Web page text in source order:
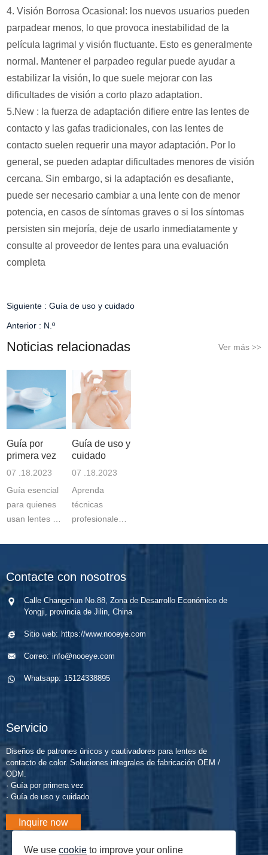
4. Visión Borrosa Ocasional: los nuevos usuarios pueden
parpadear menos, lo que provoca inestabilidad de la
película lagrimal y visión fluctuante. Esto es generalmente
normal. Mantener el parpadeo regular puede ayudar a
estabilizar la visión, lo que suele mejorar con las
dificultades de visión a corto plazo adaptation.
5.New : la fuerza de adaptación difiere entre las lentes de
contacto y las gafas tradicionales, con las lentes de
contacto suelen requerir una mayor adaptación. Por lo
general, se pueden adaptar dificultades menores de visión
cercana. Sin embargo, si la adaptación es desafiante,
puede ser necesario cambiar a una lente con de menor
potencia, en casos de síntomas graves o si los síntomas
persisten sin mejoría, deje de usarlo inmediatamente y
consulte al proveedor de lentes para una evaluación
completa
Siguiente :Guía de uso y cuidado
Anterior : N.º
Noticias relacionadas Ver más >>
Guía por
primera vez
07 .18.2023
Guía esencial
para quienes
usan lentes de
duración de
uso diario y
consejos de
expertos de un
fabricante con
¡Comienza tu
Guía de uso y
cuidado
07 .18.2023
Aprenda
técnicas
profesionales
manufacturer-
métodos de
Descubra
higiene paso a
paso, mejores
Contacte con nosotros
Calle Changchun No.88, Zona de Desarrollo Económico de
Yongji, provincia de Jilin, China
Sitio web: https://www.nooeye.com
Correo: info@nooeye.com
Whatsapp: 15124338895
Servicio
Diseños de patrones únicos y cautivadores para lentes de
contacto de color. Soluciones integrales de fabricación OEM /
ODM.
· Guía por primera vez
· Guía de uso y cuidado
Inquire now
We use cookie to improve your online